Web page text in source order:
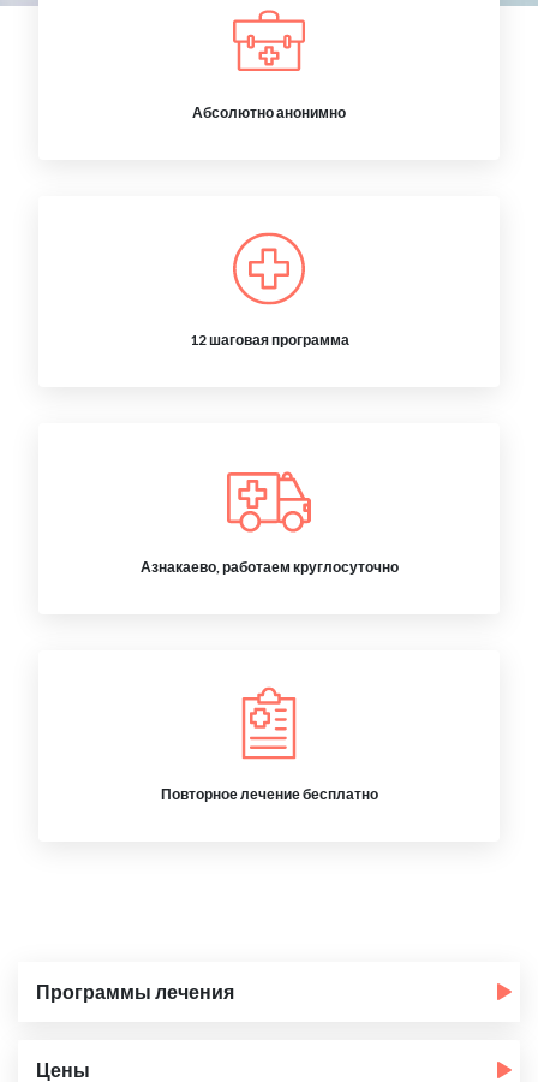
Абсолютно анонимно
12 шаговая программа
Азнакаево, работаем круглосуточно
Повторное лечение бесплатно
Программы лечения
Цены